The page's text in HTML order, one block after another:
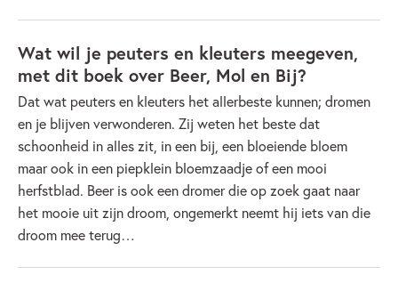
Wat wil je peuters en kleuters meegeven,
met dit boek over Beer, Mol en Bij?
Dat wat peuters en kleuters het allerbeste kunnen; dromen
en je blijven verwonderen. Zij weten het beste dat
schoonheid in alles zit, in een bij, een bloeiende bloem
maar ook in een piepklein bloemzaadje of een mooi
herfstblad. Beer is ook een dromer die op zoek gaat naar
het mooie uit zijn droom, ongemerkt neemt hij iets van die
droom mee terug…